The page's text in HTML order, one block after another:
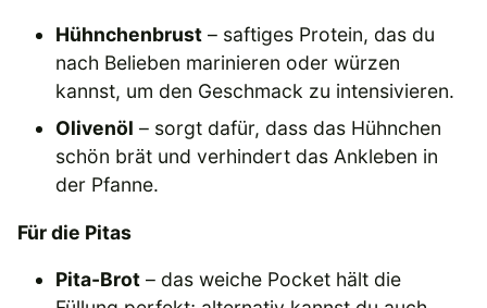
Hühnchenbrust – saftiges Protein, das du
nach Belieben marinieren oder würzen
kannst, um den Geschmack zu intensivieren.
Olivenöl – sorgt dafür, dass das Hühnchen
schön brät und verhindert das Ankleben in
der Pfanne.
Für die Pitas
Pita-Brot – das weiche Pocket hält die